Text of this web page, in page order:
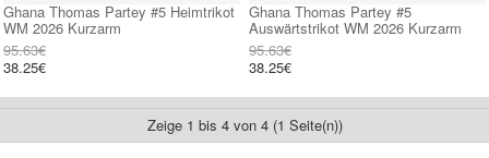
Ghana Thomas Partey #5 Heimtrikot
WM 2026 Kurzarm
95.63€
38.25€
Ghana Thomas Partey #5
Auswärtstrikot WM 2026 Kurzarm
95.63€
38.25€
Zeige 1 bis 4 von 4 (1 Seite(n))